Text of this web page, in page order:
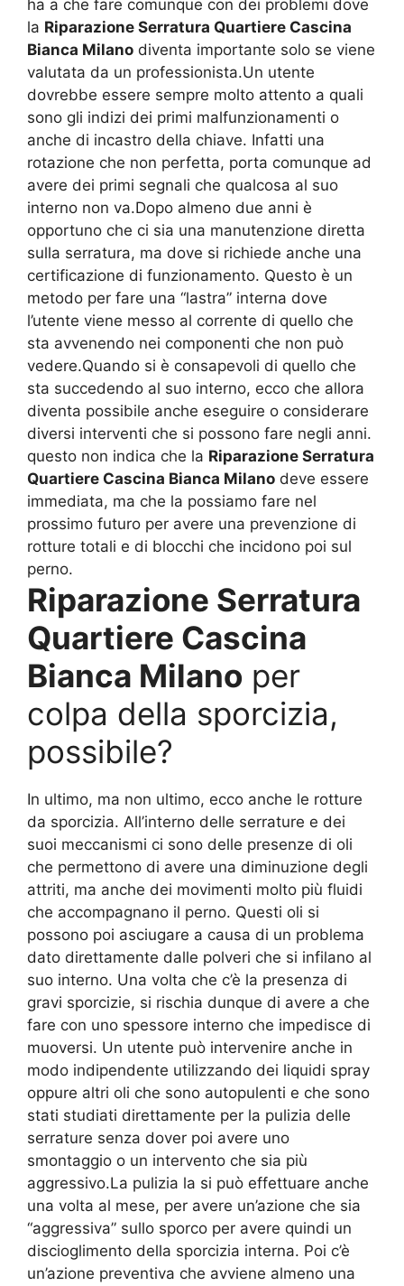
ha a che fare comunque con dei problemi dove
la Riparazione Serratura Quartiere Cascina
Bianca Milano diventa importante solo se viene
valutata da un professionista.Un utente
dovrebbe essere sempre molto attento a quali
sono gli indizi dei primi malfunzionamenti o
anche di incastro della chiave. Infatti una
rotazione che non perfetta, porta comunque ad
avere dei primi segnali che qualcosa al suo
interno non va.Dopo almeno due anni è
opportuno che ci sia una manutenzione diretta
sulla serratura, ma dove si richiede anche una
certificazione di funzionamento. Questo è un
metodo per fare una “lastra” interna dove
l’utente viene messo al corrente di quello che
sta avvenendo nei componenti che non può
vedere.Quando si è consapevoli di quello che
sta succedendo al suo interno, ecco che allora
diventa possibile anche eseguire o considerare
diversi interventi che si possono fare negli anni.
questo non indica che la Riparazione Serratura
Quartiere Cascina Bianca Milano deve essere
immediata, ma che la possiamo fare nel
prossimo futuro per avere una prevenzione di
rotture totali e di blocchi che incidono poi sul
perno.
Riparazione Serratura
Quartiere Cascina
Bianca Milano per
colpa della sporcizia,
possibile?
In ultimo, ma non ultimo, ecco anche le rotture
da sporcizia. All’interno delle serrature e dei
suoi meccanismi ci sono delle presenze di oli
che permettono di avere una diminuzione degli
attriti, ma anche dei movimenti molto più fluidi
che accompagnano il perno. Questi oli si
possono poi asciugare a causa di un problema
dato direttamente dalle polveri che si infilano al
suo interno. Una volta che c’è la presenza di
gravi sporcizie, si rischia dunque di avere a che
fare con uno spessore interno che impedisce di
muoversi. Un utente può intervenire anche in
modo indipendente utilizzando dei liquidi spray
oppure altri oli che sono autopulenti e che sono
stati studiati direttamente per la pulizia delle
serrature senza dover poi avere uno
smontaggio o un intervento che sia più
aggressivo.La pulizia la si può effettuare anche
una volta al mese, per avere un’azione che sia
“aggressiva” sullo sporco per avere quindi un
discioglimento della sporcizia interna. Poi c’è
un’azione preventiva che avviene almeno una